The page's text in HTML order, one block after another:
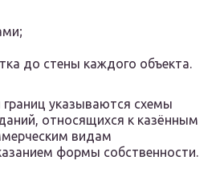
до стены каждого объекта.
указываются схемы
относящихся к казённым
видам
формы собственности.